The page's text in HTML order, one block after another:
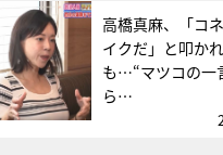
高橋真麻、「コ
イクだ」と叩か
も…“マツコの一
ら…